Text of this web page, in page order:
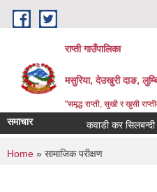
Skip to main content
राप्ती गाउँपालिका
मसुरिया, देउखुरी दाङ,
"समृद्ध राप्ती, सुखी र खुसी
समाचार कवाडी कर
You are here
Home » सामाजिक परीक्षण